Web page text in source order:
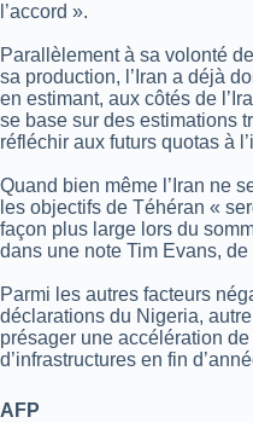
l’accord ».
Parallèlement à sa volonté
sa production, l’Iran a déjà
en estimant, aux côtés de
se base sur des estimations
réfléchir aux futurs quotas à
Quand bien même l’Iran ne
les objectifs de Téhéran «
façon plus large lors du
dans une note Tim Evans, de
Parmi les autres facteurs
déclarations du Nigeria,
présager une accélération
d’infrastructures en fin
AFP